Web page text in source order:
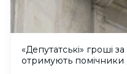
«Депутатські» гроші
отримують помічники